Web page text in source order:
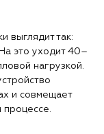
выглядит так:
это уходит 40–
нагрузкой.
и совмещает